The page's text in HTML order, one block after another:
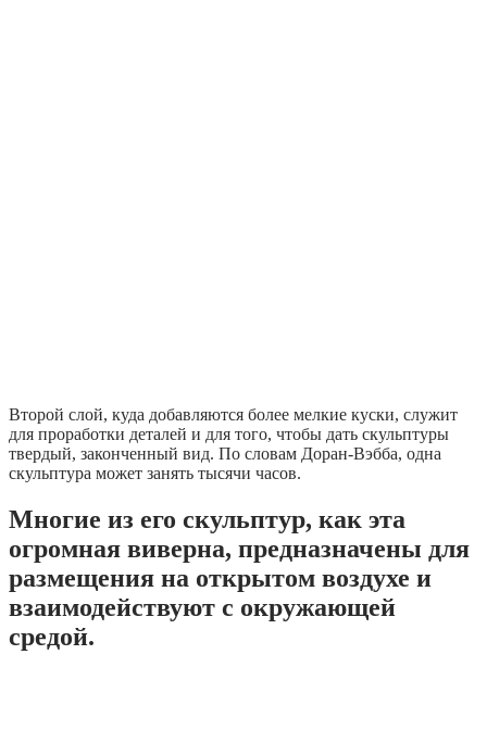
Второй слой, куда добавляются более мелкие куски, служит
для проработки деталей и для того, чтобы дать скульптуры
твердый, законченный вид. По словам Доран-Вэбба, одна
скульптура может занять тысячи часов.
Многие из его скульптур, как эта
огромная виверна, предназначены для
размещения на открытом воздухе и
взаимодействуют с окружающей
средой.